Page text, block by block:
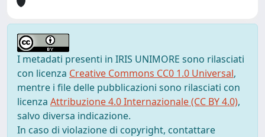
I metadati presenti in IRIS UNIMORE sono rilasciati
con licenza Creative Commons CC0 1.0 Universal,
mentre i file delle pubblicazioni sono rilasciati con
licenza Attribuzione 4.0 Internazionale (CC BY 4.0),
salvo diversa indicazione.
In caso di violazione di copyright, contattare